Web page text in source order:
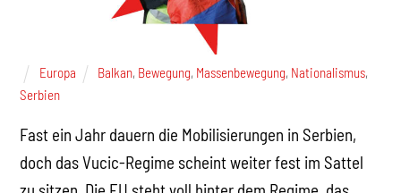
Europa Balkan, Bewegung, Massenbewegung, Nationalismus,
Serbien
Fast ein Jahr dauern die Mobilisierungen in Serbien,
doch das Vucic-Regime scheint weiter fest im Sattel